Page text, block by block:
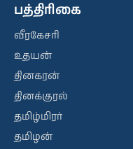
பத்திரிகை
வீரகேசரி
உதயன்
தினகரன்
தினக்குரல்
தமிழ்மிரர்
தமிழன்